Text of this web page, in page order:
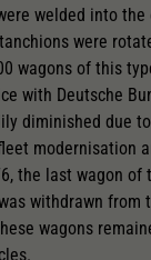
welded into the
were
wagons of this
with Deutsche
diminished due
modernisation
the last wagon of
withdrawn from
wagons